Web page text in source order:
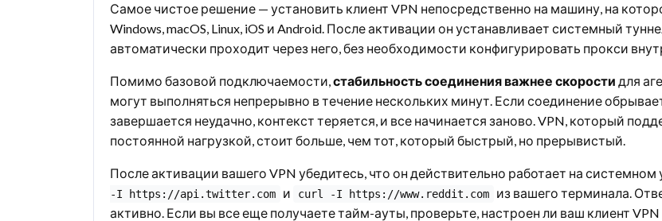
Самое чистое решение — установить клиент VPN непосредственно на машину, на
Windows, macOS, Linux, iOS и Android. После активации он устанавливает системный
автоматически проходит через него, без необходимости конфигурировать прокси
Помимо базовой подключаемости,стабильность соединения важнее скорости для
могут выполняться непрерывно в течение нескольких минут. Если соединение
завершается неудачно, контекст теряется, и все начинается заново. VPN, который
постоянной нагрузкой, стоит больше, чем тот, который быстрый, но прерывистый.
После активации вашего VPN убедитесь, что он действительно работает на
-I https://api.twitter.com
и curl -I https://www.reddit.com
из вашего терминала.
активно. Если вы все еще получаете тайм-ауты, проверьте, настроен ли ваш клиент